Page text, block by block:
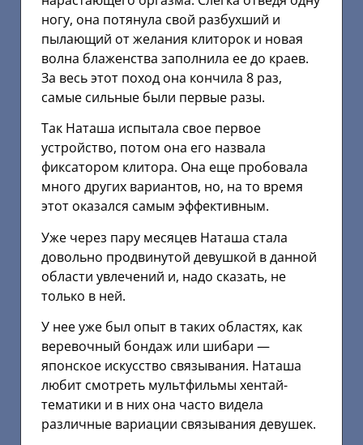
ногу, она потянула свой разбухший и
пылающий от желания клиторок и новая
волна блаженства заполнила ее до краев.
За весь этот поход она кончила 8 раз,
самые сильные были первые разы.
Так Наташа испытала свое первое
устройство, потом она его назвала
фиксатором клитора. Она еще пробовала
много других вариантов, но, на то время
этот оказался самым эффективным.
Уже через пару месяцев Наташа стала
довольно продвинутой девушкой в данной
области увлечений и, надо сказать, не
только в ней.
У нее уже был опыт в таких областях, как
веревочный бондаж или шибари —
японское искусство связывания. Наташа
любит смотреть мультфильмы хентай-
тематики и в них она часто видела
различные вариации связывания девушек.